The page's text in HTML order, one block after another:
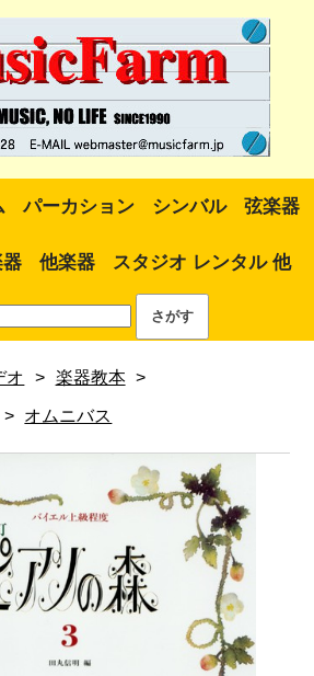
パーカション シンバル 弦楽器
他楽器 スタジオ レンタル 他
オ > 楽器教本 >
> オムニバス